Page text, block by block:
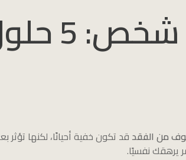
فعالة
من الفقد قد تكون خفية أحيانًا، لكنها
يرهقك نفسيًا.